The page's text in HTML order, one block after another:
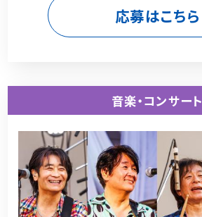
応募はこちら
音楽・コンサート